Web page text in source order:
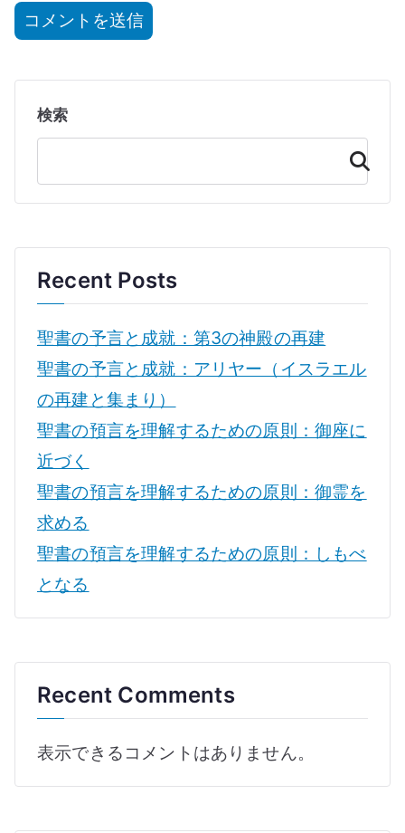
検索
検
索
Recent Posts
聖書の予言と成就：第3の神殿の再建
聖書の予言と成就：アリヤー（イスラエル
の再建と集まり）
聖書の預言を理解するための原則：御座に
近づく
聖書の預言を理解するための原則：御霊を
求める
聖書の預言を理解するための原則：しもべ
となる
Recent Comments
表示できるコメントはありません。